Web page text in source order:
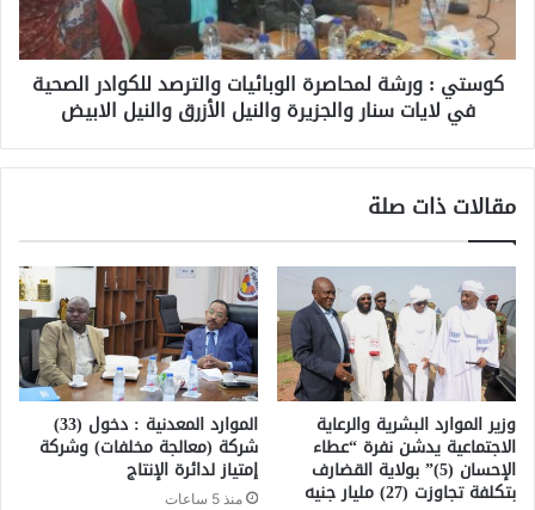
كوستي : ورشة لمحاصرة الوبائيات والترصد للكوادر الصحية
في لايات سنار والجزيرة والنيل الأزرق والنيل الابيض
مقالات ذات صلة
وزير الموارد البشرية والرعاية
الاجتماعية يدشن نفرة “عطاء
الإحسان (5)” بولاية القضارف
بتكلفة تجاوزت (27) مليار جنيه
الموارد المعدنية : دخول (33)
شركة (معالجة مخلفات) وشركة
إمتياز لدائرة الإنتاج
منذ 5 ساعات